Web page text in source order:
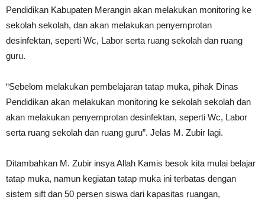
Pendidikan Kabupaten Merangin akan melakukan monitoring ke
sekolah sekolah, dan akan melakukan penyemprotan
desinfektan, seperti Wc, Labor serta ruang sekolah dan ruang
guru.
“Sebelom melakukan pembelajaran tatap muka, pihak Dinas
Pendidikan akan melakukan monitoring ke sekolah sekolah dan
akan melakukan penyemprotan desinfektan, seperti Wc, Labor
serta ruang sekolah dan ruang guru”. Jelas M. Zubir lagi.
Ditambahkan M. Zubir insya Allah Kamis besok kita mulai belajar
tatap muka, namun kegiatan tatap muka ini terbatas dengan
sistem sift dan 50 persen siswa dari kapasitas ruangan,